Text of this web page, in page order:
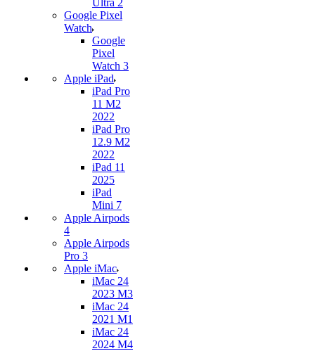
Ultra 2
Google Pixel
Watch
Google
Pixel
Watch 3
Apple iPad
iPad Pro
11 M2
2022
iPad Pro
12.9 M2
2022
iPad 11
2025
iPad
Mini 7
Apple Airpods
4
Apple Airpods
Pro 3
Apple iMac
iMac 24
2023 M3
iMac 24
2021 M1
iMac 24
2024 M4